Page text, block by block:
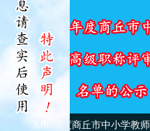
关闭
关于2025年度商丘市中小学教